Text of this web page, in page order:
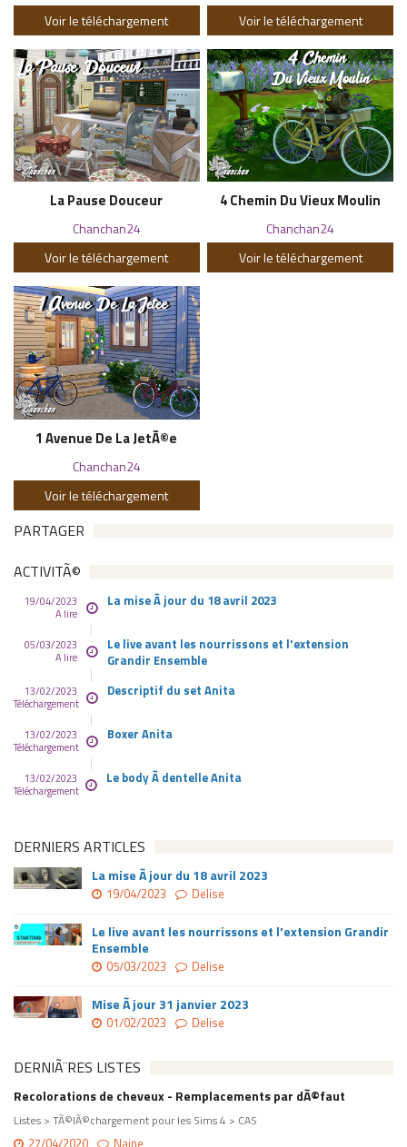
Voir le téléchargement
Voir le téléchargement
La Pause Douceur
Chanchan24
Voir le téléchargement
4 Chemin Du Vieux Moulin
Chanchan24
Voir le téléchargement
1 Avenue De La JetÃ©e
Chanchan24
Voir le téléchargement
PARTAGER
ACTIVITÃ©
19/04/2023
A lire
La mise Ã jour du 18 avril 2023
05/03/2023
A lire
Le live avant les nourrissons et l'extension
Grandir Ensemble
13/02/2023
Téléchargement
Descriptif du set Anita
13/02/2023
Téléchargement
Boxer Anita
13/02/2023
Téléchargement
Le body Ã dentelle Anita
DERNIERS ARTICLES
La mise Ã jour du 18 avril 2023
19/04/2023 Delise
Le live avant les nourrissons et l'extension Grandir
Ensemble
05/03/2023 Delise
Mise Ã jour 31 janvier 2023
01/02/2023 Delise
DERNIÃ¨RES LISTES
Recolorations de cheveux - Remplacements par dÃ©faut
Listes > TÃ©lÃ©chargement pour les Sims 4 > CAS
27/04/2020 Naine